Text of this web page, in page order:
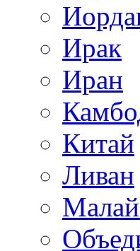
Ирак
Иран
Китай
Ливан